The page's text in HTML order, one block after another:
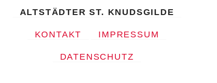
NAVIGATION
ALTSTÄDTER ST. KNUDSGILDE
KONTAKT IMPRESSUM
DATENSCHUTZ